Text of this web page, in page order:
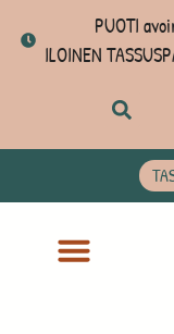
PUOTI
ILOINEN